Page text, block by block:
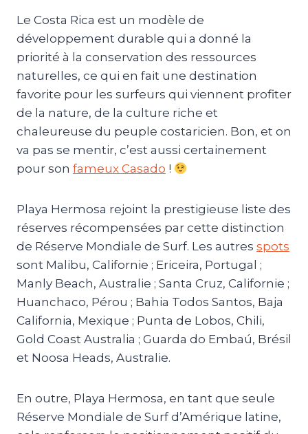
Le Costa Rica est un modèle de
développement durable qui a donné la
priorité à la conservation des ressources
naturelles, ce qui en fait une destination
favorite pour les surfeurs qui viennent profiter
de la nature, de la culture riche et
chaleureuse du peuple costaricien. Bon, et on
va pas se mentir, c’est aussi certainement
pour son fameux Casado !
Playa Hermosa rejoint la prestigieuse liste des
réserves récompensées par cette distinction
de Réserve Mondiale de Surf. Les autres spots
sont Malibu, Californie ; Ericeira, Portugal ;
Manly Beach, Australie ; Santa Cruz, Californie ;
Huanchaco, Pérou ; Bahia Todos Santos, Baja
California, Mexique ; Punta de Lobos, Chili,
Gold Coast Australia ; Guarda do Embaú, Brésil
et Noosa Heads, Australie.
En outre, Playa Hermosa, en tant que seule
Réserve Mondiale de Surf d’Amérique latine,